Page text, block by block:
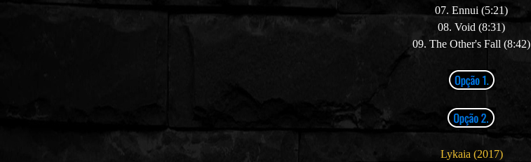
07. Ennui (5:21)
08. Void (8:31)
09. The Other's Fall (8:42)
Lykaia (2017)